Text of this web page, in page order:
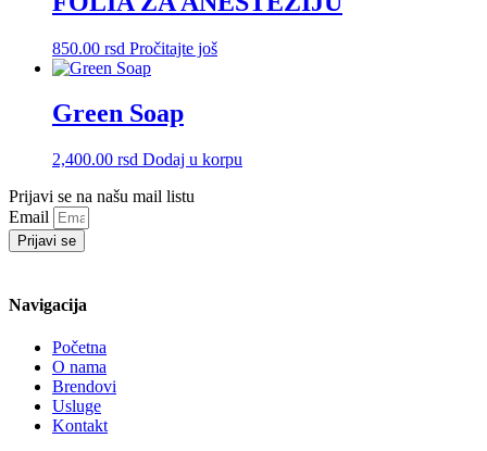
850.00 rsd Pročitajte još
Green Soap
2,400.00 rsd Dodaj u korpu
Prijavi se na našu mail listu
Email
Prijavi se
Navigacija
Početna
O nama
Brendovi
Usluge
Kontakt